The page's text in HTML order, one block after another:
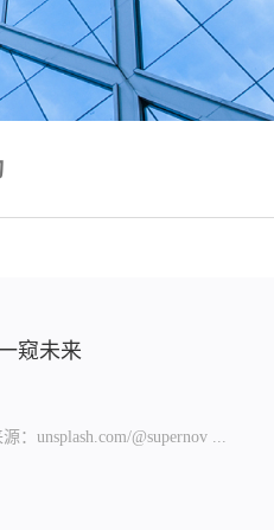
窥未来
unsplash.com/@supernov ...